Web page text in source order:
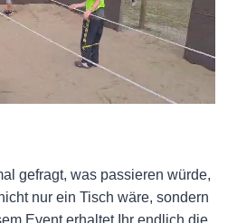
gefragt, was passieren würde,
nur ein Tisch wäre, sondern